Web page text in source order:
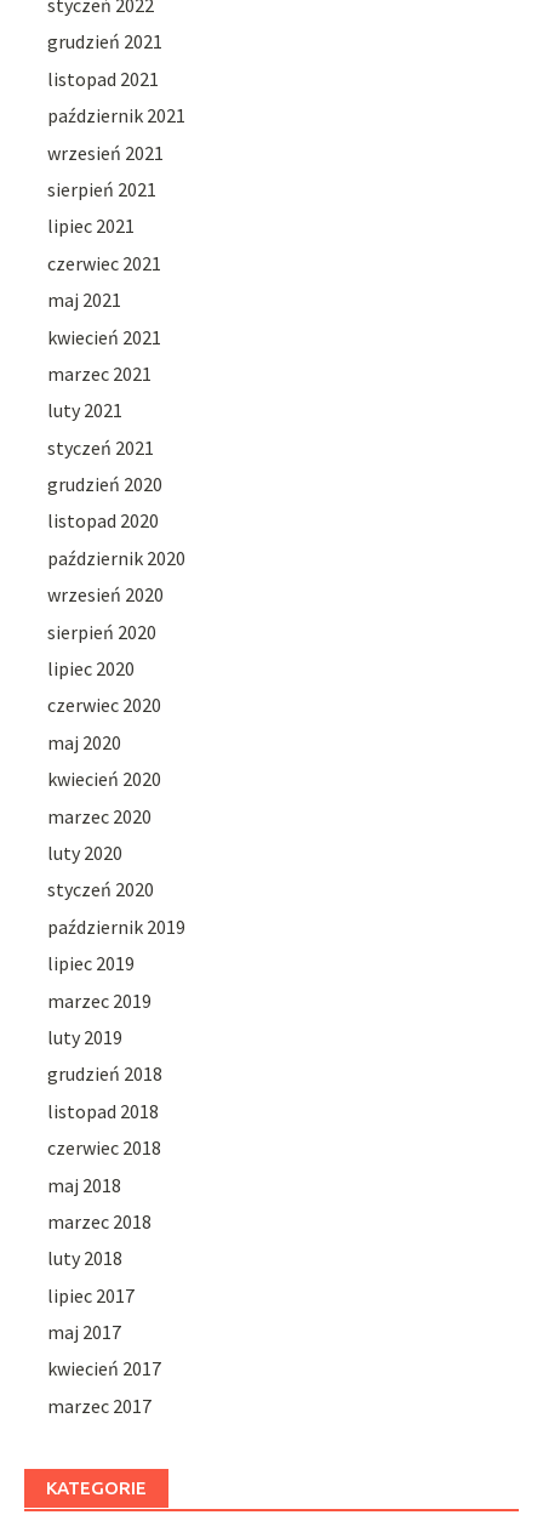
styczeń 2022
grudzień 2021
listopad 2021
październik 2021
wrzesień 2021
sierpień 2021
lipiec 2021
czerwiec 2021
maj 2021
kwiecień 2021
marzec 2021
luty 2021
styczeń 2021
grudzień 2020
listopad 2020
październik 2020
wrzesień 2020
sierpień 2020
lipiec 2020
czerwiec 2020
maj 2020
kwiecień 2020
marzec 2020
luty 2020
styczeń 2020
październik 2019
lipiec 2019
marzec 2019
luty 2019
grudzień 2018
listopad 2018
czerwiec 2018
maj 2018
marzec 2018
luty 2018
lipiec 2017
maj 2017
kwiecień 2017
marzec 2017
KATEGORIE